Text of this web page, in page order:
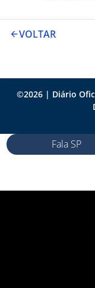
VOLTAR
©2026 | Diário
Fala SP